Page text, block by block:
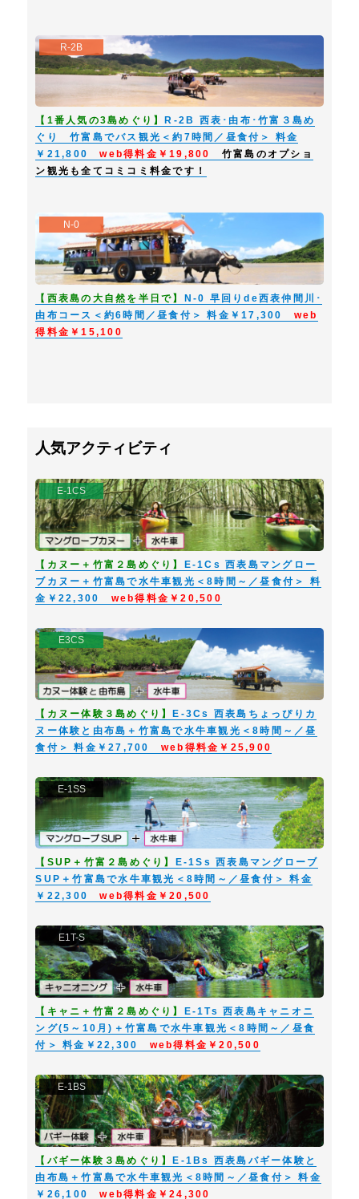
R-2B
【1番人気の3島めぐり】
R-2B 西表･由布･竹富３島め
ぐり 竹富島でバス観光＜約7時間／昼食付＞ 料金
￥21,800web得料金￥19,800
竹富島のオプショ
ン観光も全てコミコミ料金です！
N-0
【西表島の大自然を半日で】
N-0 早回りde西表仲間川･
由布コース＜約6時間／昼食付＞ 料金￥17,300 web
得料金￥15,100
人気アクティビティ
E-1CS
【カヌー＋竹富２島めぐり】 E-1Cs 西表島マングロー
ブカヌー＋竹富島で水牛車観光＜8時間～／昼食付＞ 料
金￥22,300 web得料金￥20,500
E3CS
【カヌー体験３島めぐり】E-3Cs 西表島ちょっぴりカ
ヌー体験と由布島＋竹富島で水牛車観光＜8時間～／昼
食付＞ 料金￥27,700 web得料金￥25,900
E-1SS
【SUP＋竹富２島めぐり】
E-1Ss 西表島マングローブ
SUP＋竹富島で水牛車観光＜8時間～／昼食付＞ 料金
￥22,300web得料金￥20,500
E1T-S
【キャニ＋竹富２島めぐり】
E-1Ts 西表島キャニオニ
ング(5～10月)＋竹富島で水牛車観光＜8時間～／昼食
付＞ 料金￥22,300 web得料金￥20,500
E-1BS
【バギー体験３島めぐり】E-1Bs 西表島バギー体験と
由布島＋竹富島で水牛車観光＜8時間～／昼食付＞ 料金
￥26,100web得料金￥24,300